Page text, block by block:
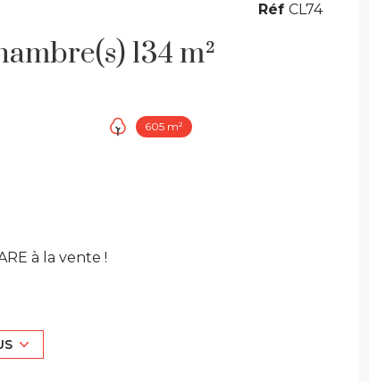
Maison 8 pièce(s) 5 chambre(s) 134 m²
605 m²
Réf CL74
à la vente !
:
jardin, une chambre avec sa salle d'eau, un